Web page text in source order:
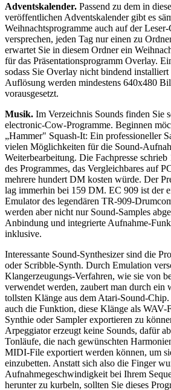
Adventskalender. Passend zu dem in
veröffentlichen Adventskalender gibt es
Weihnachtsprogramme auch auf der
versprechen, jeden Tag nur einen zu
erwartet Sie in diesem Ordner ein
für das Präsentationsprogramm Overlay.
sodass Sie Overlay nicht bindend installiert
Auflösung werden mindestens 640x480
vorausgesetzt.
Musik. Im Verzeichnis Sounds finden Sie
electronic-Cow-Programme. Beginnen
„Hammer" Squash-It: Ein professioneller
vielen Möglichkeiten für die Sound-
Weiterbearbeitung. Die Fachpresse
des Programmes, das Vergleichbares auf
mehrere hundert DM kosten würde. Der
lag immerhin bei 159 DM. EC 909 ist der
Emulator des legendären TR-909-
werden aber nicht nur Sound-Samples
Anbindung und integrierte Aufnahme-
inklusive.
Interessante Sound-Synthesizer sind die
oder Scribble-Synth. Durch Emulation
Klangerzeugungs-Verfahren, wie sie von
verwendet werden, zaubert man durch ein
tollsten Klänge aus dem Atari-Sound-Chip.
auch die Funktion, diese Klänge als WAV-
Synthie oder Sampler exportieren zu
Arpeggiator erzeugt keine Sounds, dafür
Tonläufe, die nach gewünschten
MIDI-File exportiert werden können, um
einzubetten. Anstatt sich also die Finger
Aufnahmegeschwindigkeit bei Ihrem
herunter zu kurbeln, sollten Sie dieses